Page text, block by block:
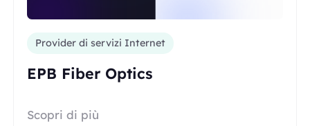
Provider di servizi Internet
EPB Fiber Optics
Scopri di più